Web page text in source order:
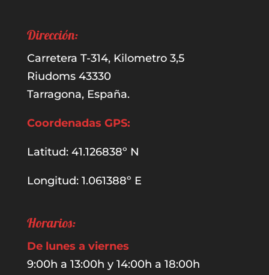
Dirección:
Carretera T-314, Kilometro 3,5
Riudoms 43330
Tarragona, España.
Coordenadas GPS:
Latitud: 41.126838º N
Longitud: 1.061388º E
Horarios:
De lunes a viernes
9:00h a 13:00h y 14:00h a 18:00h